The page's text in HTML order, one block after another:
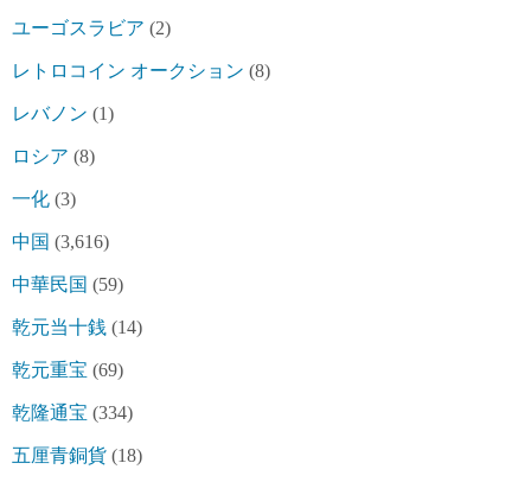
ユーゴスラビア (2)
レトロコイン オークション (8)
レバノン (1)
ロシア (8)
一化 (3)
中国 (3,616)
中華民国 (59)
乾元当十銭 (14)
乾元重宝 (69)
乾隆通宝 (334)
五厘青銅貨 (18)